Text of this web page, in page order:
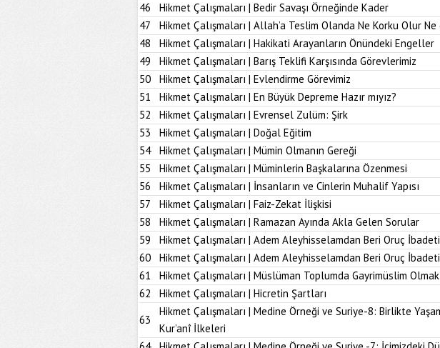
46
Hikmet Çalışmaları | Bedir Savaşı Örneğinde Kader
47
Hikmet Çalışmaları | Allah’a Teslim Olanda Ne Korku Olur
48
Hikmet Çalışmaları | Hakikati Arayanların Önündeki Engeller
49
Hikmet Çalışmaları | Barış Teklifi Karşısında Görevlerimiz
50
Hikmet Çalışmaları | Evlendirme Görevimiz
51
Hikmet Çalışmaları | En Büyük Depreme Hazır mıyız?
52
Hikmet Çalışmaları | Evrensel Zulüm: Şirk
53
Hikmet Çalışmaları | Doğal Eğitim
54
Hikmet Çalışmaları | Mümin Olmanın Gereği
55
Hikmet Çalışmaları | Müminlerin Başkalarına Özenmesi
56
Hikmet Çalışmaları | İnsanların ve Cinlerin Muhalif Yapısı
57
Hikmet Çalışmaları | Faiz-Zekat İlişkisi
58
Hikmet Çalışmaları | Ramazan Ayında Akla Gelen Sorular
59
Hikmet Çalışmaları | Adem Aleyhisselamdan Beri Oruç
60
Hikmet Çalışmaları | Adem Aleyhisselamdan Beri Oruç İbadeti
61
Hikmet Çalışmaları | Müslüman Toplumda Gayrimüslim Olmak
62
Hikmet Çalışmaları | Hicretin Şartları
63
Hikmet Çalışmaları | Medine Örneği ve Suriye-8: Birlikte
Kur’anî İlkeleri